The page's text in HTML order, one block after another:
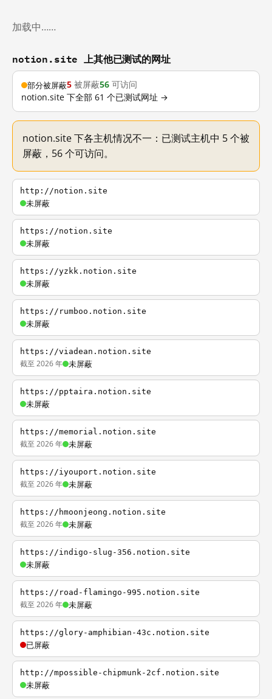
加载中……
notion.site 上其他已测试的网址
部分被屏蔽5 被屏蔽56 可访问
notion.site 下全部 61 个已测试网址 →
notion.site 下各主机情况不一：已测试主机中 5 个被
屏蔽，56 个可访问。
http://notion.site
未屏蔽
https://notion.site
未屏蔽
https://yzkk.notion.site
未屏蔽
https://rumboo.notion.site
未屏蔽
https://viadean.notion.site
截至 2026 年 未屏蔽
https://pptaira.notion.site
未屏蔽
https://memorial.notion.site
截至 2026 年 未屏蔽
https://iyouport.notion.site
截至 2026 年 未屏蔽
https://hmoonjeong.notion.site
截至 2026 年 未屏蔽
https://indigo-slug-356.notion.site
未屏蔽
https://road-flamingo-995.notion.site
截至 2026 年 未屏蔽
https://glory-amphibian-43c.notion.site
已屏蔽
http://mpossible-chipmunk-2cf.notion.site
未屏蔽